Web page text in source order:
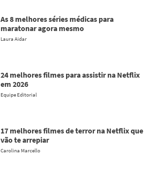
As 8 melhores séries médicas para
maratonar agora mesmo
Laura Aidar
24 melhores filmes para assistir na Netflix
em 2026
Equipe Editorial
17 melhores filmes de terror na Netflix que
vão te arrepiar
Carolina Marcello